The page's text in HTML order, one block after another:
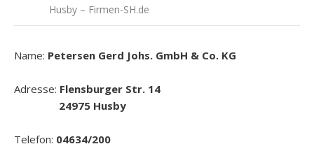
Husby – Firmen-SH.de
Name: Petersen Gerd Johs. GmbH & Co. KG
Adresse: Flensburger Str. 14
24975 Husby
Telefon: 04634/200